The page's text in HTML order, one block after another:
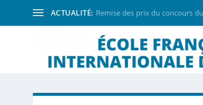
ACTUALITÉ: Remise des prix du concours